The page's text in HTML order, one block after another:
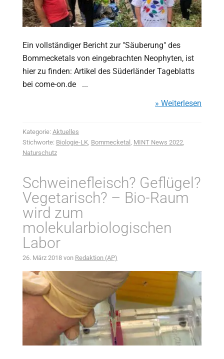
Ein vollständiger Bericht zur "Säuberung" des
Bommecketals von eingebrachten Neophyten, ist
hier zu finden: Artikel des Süderländer Tageblatts
bei come-on.de ...
» Weiterlesen
Kategorie: Aktuelles
Stichworte: Biologie-LK, Bommecketal MINT News 2022,
Naturschutz
Schweinefleisch? Geflügel?
Vegetarisch? – Bio-Raum
wird zum
molekularbiologischen
Labor
26. März 2018von Redaktion (AP)